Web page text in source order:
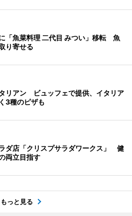
「魚菜料理 二代目 みつい」移転 魚
り寄せる
リアン ビュッフェで提供、イタリア
3種のピザも
ダ店「クリスプサラダワークス」 健
両立目指す
もっと見る